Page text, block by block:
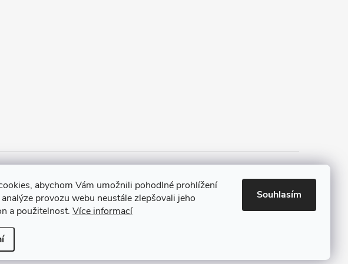
abychom Vám umožnili pohodlné prohlížení
provozu webu neustále zlepšovali jeho
a použitelnost. Více informací
Souhlasím
údajů